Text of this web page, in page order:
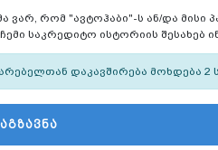
ვარ, რომ "ავტოჰაბი"-ს ან/და მისი
საკრედიტო ისტორიის შესახებ
დაკავშირება მოხდება 2